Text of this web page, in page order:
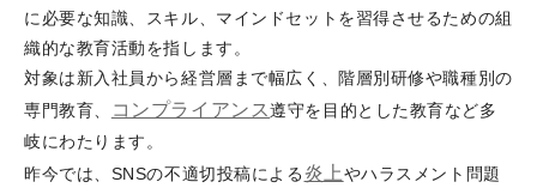
に必要な知識、スキル、マインドセットを習得させるための組
織的な教育活動を指します。
対象は新入社員から経営層まで幅広く、階層別研修や職種別の
専門教育、
コンプライアンス遵守を目的とした教育など多
岐にわたります。
昨今では、SNSの不適切投稿による 炎上やハラスメント問題